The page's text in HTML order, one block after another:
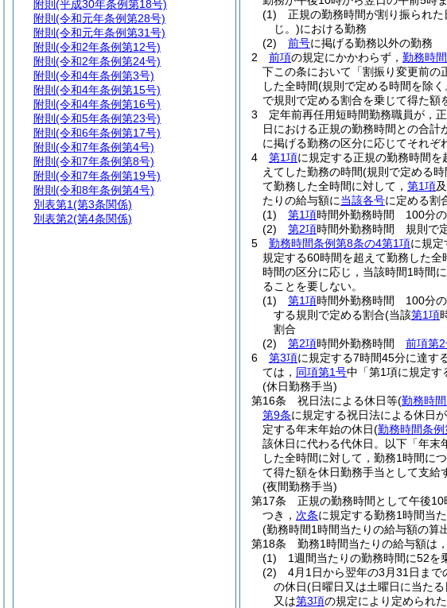
(1)
正規の勤務時間が割り振られた
じ。)における勤務
(2)
前号に掲げる勤務以外の勤務
2
前項の規定にかかわらず， 勤務時
下この条において「割振り変更前の
した全時間(規則で定める時間を除く
で規則で定める割合を乗じて得た額
3
定年前再任用短時間勤務職員が，
日における正規の勤務時間との合
に掲げる勤務の区分に応じてそれぞ
4
第1項に規定する正規の勤務時間を
えてした勤務の時間(規則で定める
て勤務した全時間に対して， 第1項
たりの給与額に当該各号に定める割
(1)
第1項時間外勤務時間 100分
(2)
第2項時間外勤務時間 規則で
5
勤務時間条例第8条の4第1項に規定
規定する60時間を超えて勤務した全
時間の区分に応じ，当該時間1時間に
ることを要しない。
(1)
第1項時間外勤務時間 100分
する規則で定める割合(当該第1項
割合
(2)
第2項時間外勤務時間 前項第
6
第3項に規定する7時間45分に達す
ては， 同項第1号中「第1項に規定す
(休日勤務手当)
第16条
祝日法による休日等(勤務時
第9条に規定する祝日法による休日が
定する年末年始の休日(勤務時間条
該休日に代わる代休日。以下「年末
した全時間に対して，勤務1時間につ
て得た額を休日勤務手当として支給
(夜間勤務手当)
第17条
正規の勤務時間として午後
つき， 次条に規定する勤務1時間当
(勤務時間1時間当たりの給与額の算
第18条
勤務1時間当たりの給与額は
(1)
1週間当たりの勤務時間に52を
(2)
4月1日から翌年の3月31日まで
の休日(日曜日又は土曜日に当た
又は第3項の規定により定められ
附則 (平成30年条例第18号)
附則 (令和元年条例第28号)
附則 (令和元年条例第31号)
附則 (令和2年条例第12号)
附則 (令和2年条例第24号)
附則 (令和4年条例第3号)
附則 (令和4年条例第15号)
附則 (令和4年条例第16号)
附則 (令和5年条例第23号)
附則 (令和6年条例第17号)
附則 (令和7年条例第4号)
附則 (令和7年条例第8号)
附則 (令和7年条例第19号)
附則 (令和8年条例第4号)
別表第1(第3条関係)
別表第2(第4条関係)